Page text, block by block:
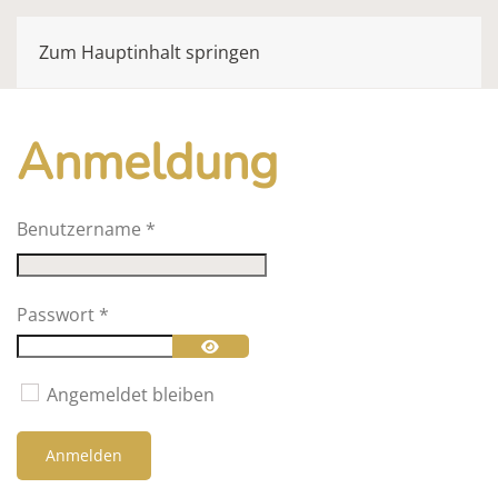
Zum Hauptinhalt springen
Anmeldung
Benutzername *
Passwort *
Passwort anzeigen
Angemeldet bleiben
Anmelden